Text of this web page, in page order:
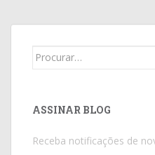
Search
ASSINAR BLOG
Receba notificações de